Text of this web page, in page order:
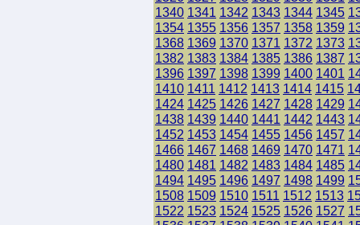
1340 1341 1342 1343 1344 1345
1354 1355 1356 1357 1358 1359
1368 1369 1370 1371 1372 1373
1382 1383 1384 1385 1386 1387
1396 1397 1398 1399 1400 1401
1410 1411 1412 1413 1414 1415
1424 1425 1426 1427 1428 1429
1438 1439 1440 1441 1442 1443
1452 1453 1454 1455 1456 1457
1466 1467 1468 1469 1470 1471
1480 1481 1482 1483 1484 1485
1494 1495 1496 1497 1498 1499
1508 1509 1510 1511 1512 1513
1522 1523 1524 1525 1526 1527